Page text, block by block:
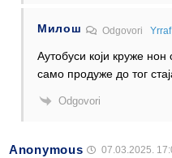
Милош Odgovori Yrraf
Аутобуси који круже
само продуже до тог
Odgovori
Anonymous 07.03.2025.